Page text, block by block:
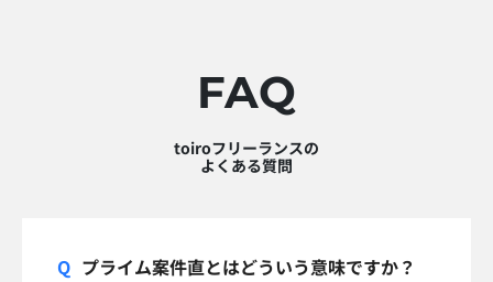
FAQ
toiroフリーランスの
よくある質問
プライム案件直とはどういう意味ですか？